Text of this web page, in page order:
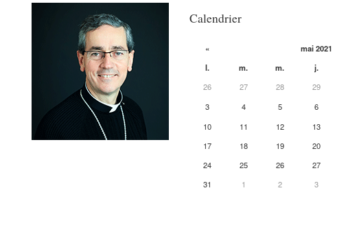
Calendrier
« mai 2021
l.
m. m. j.
26
27 28 29
3
4 5 6
10
11 12 13
17
18 19 20
24
25 26 27
31
1 2 3